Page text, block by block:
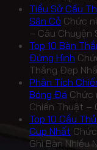
Tiểu Sử Cầu
Sân Cỏ Chức
– Câu Chuyện
Top 10 Bàn
Đứng Hình
Thắng Đẹp
Phân Tích
Bóng Đá Chức
Chiến Thuật –
Top 10 Cầu
Cup Nhất
Ghi Bàn Nhiều